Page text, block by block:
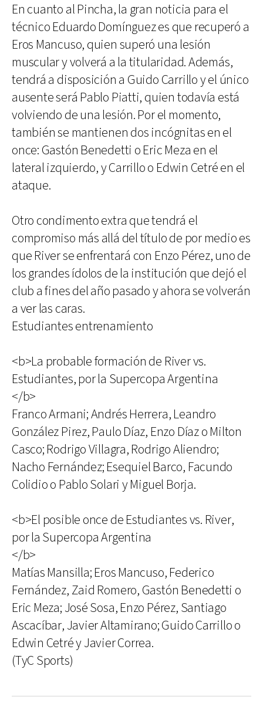
En cuanto al Pincha, la gran noticia para el
técnico Eduardo Domínguez es que recuperó a
Eros Mancuso, quien superó una lesión
muscular y volverá a la titularidad. Además,
tendrá a disposición a Guido Carrillo y el único
ausente será Pablo Piatti, quien todavía está
volviendo de una lesión. Por el momento,
también se mantienen dos incógnitas en el
once: Gastón Benedetti o Eric Meza en el
lateral izquierdo, y Carrillo o Edwin Cetré en el
ataque.
Otro condimento extra que tendrá el
compromiso más allá del título de por medio es
que River se enfrentará con Enzo Pérez, uno de
los grandes ídolos de la institución que dejó el
club a fines del año pasado y ahora se volverán
a ver las caras.
Estudiantes entrenamiento
<b>La probable formación de River vs.
Estudiantes, por la Supercopa Argentina
</b>
Franco Armani; Andrés Herrera, Leandro
González Pirez, Paulo Díaz, Enzo Díaz o Milton
Casco; Rodrigo Villagra, Rodrigo Aliendro;
Nacho Fernández; Esequiel Barco, Facundo
Colidio o Pablo Solari y Miguel Borja.
<b>El posible once de Estudiantes vs. River,
por la Supercopa Argentina
</b>
Matías Mansilla; Eros Mancuso, Federico
Fernández, Zaid Romero, Gastón Benedetti o
Eric Meza; José Sosa, Enzo Pérez, Santiago
Ascacíbar, Javier Altamirano; Guido Carrillo o
Edwin Cetré y Javier Correa.
(TyC Sports)